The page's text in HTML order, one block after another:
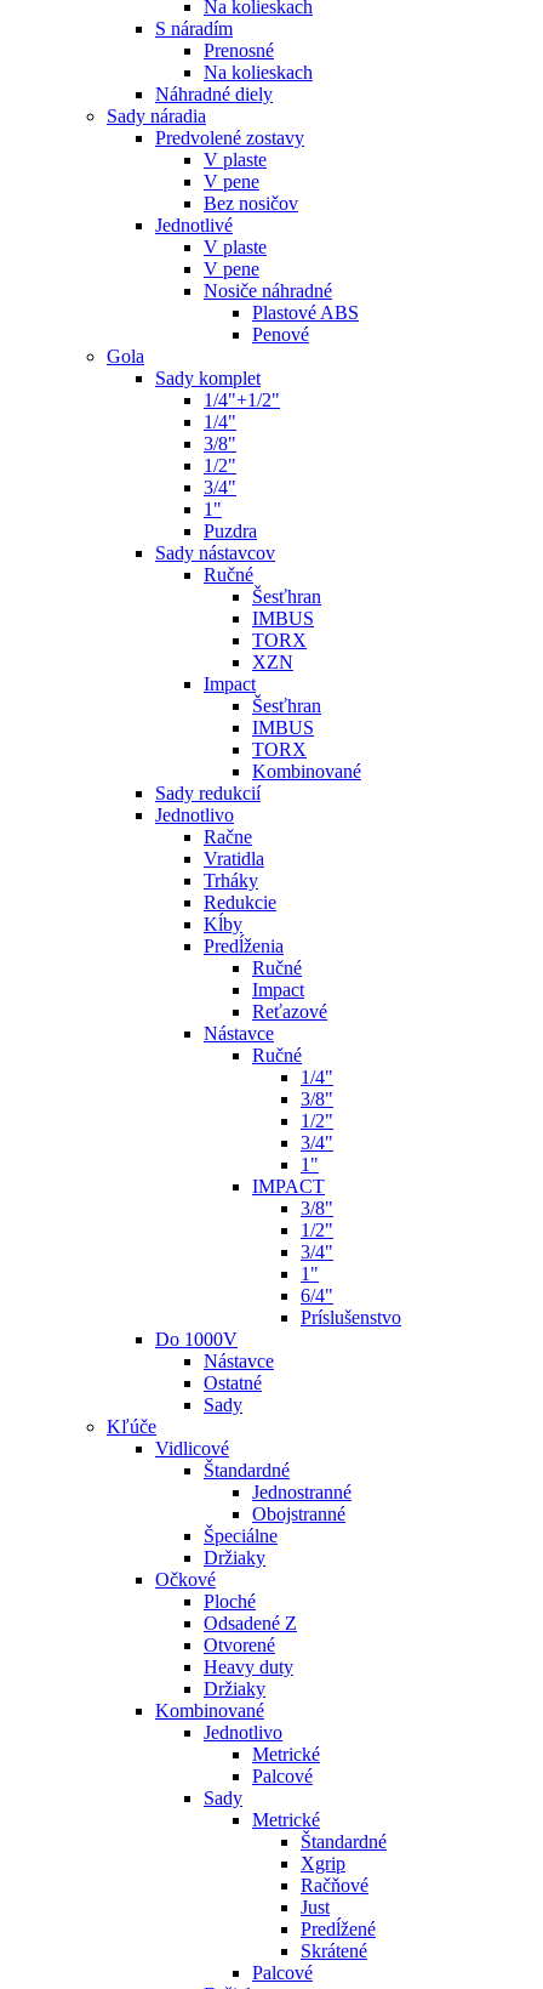
Na kolieskach
S náradím
Prenosné
Na kolieskach
Náhradné diely
Sady náradia
Predvolené zostavy
V plaste
V pene
Bez nosičov
Jednotlivé
V plaste
V pene
Nosiče náhradné
Plastové ABS
Penové
Gola
Sady komplet
1/4"+1/2"
1/4"
3/8"
1/2"
3/4"
1"
Puzdra
Sady nástavcov
Ručné
Šesťhran
IMBUS
TORX
XZN
Impact
Šesťhran
IMBUS
TORX
Kombinované
Sady redukcií
Jednotlivo
Račne
Vratidla
Trháky
Redukcie
Kĺby
Predĺženia
Ručné
Impact
Reťazové
Nástavce
Ručné
1/4"
3/8"
1/2"
3/4"
1"
IMPACT
3/8"
1/2"
3/4"
1"
6/4"
Príslušenstvo
Do 1000V
Nástavce
Ostatné
Sady
Kľúče
Vidlicové
Štandardné
Jednostranné
Obojstranné
Špeciálne
Držiaky
Očkové
Ploché
Odsadené Z
Otvorené
Heavy duty
Držiaky
Kombinované
Jednotlivo
Metrické
Palcové
Sady
Metrické
Štandardné
Xgrip
Račňové
Just
Predĺžené
Skrátené
Palcové